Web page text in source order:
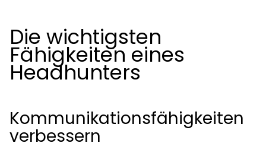
Die wichtigsten
Fähigkeiten eines
Headhunters
Kommunikationsfähigkeiten
verbessern